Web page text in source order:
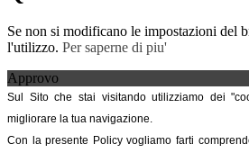
Se non si modificano le impostazioni del
l'utilizzo. Per saperne di piu'
Approvo
Sul Sito che stai visitando utilizziamo dei
migliorare la tua navigazione.
Con la presente Policy vogliamo farti